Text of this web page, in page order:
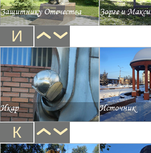
Защитнику Отечества Зорге и
И
Икар Источник
К